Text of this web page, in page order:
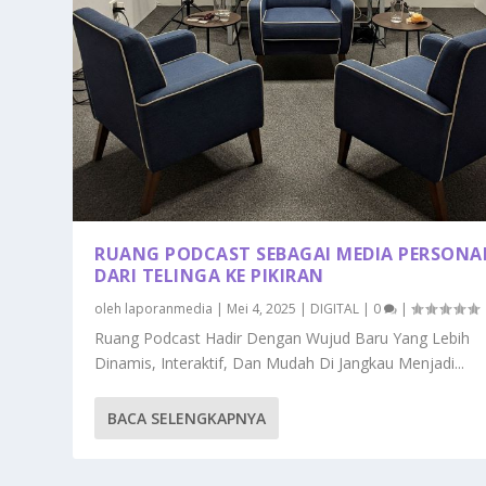
RUANG PODCAST SEBAGAI MEDIA
DARI TELINGA KE PIKIRAN
oleh laporanmedia | Mei 4, 2025 | DIGITAL | 0 |
Ruang Podcast Hadir Dengan Wujud Baru Yang Lebih
Dinamis, Interaktif, Dan Mudah Di Jangkau Menjadi...
BACA SELENGKAPNYA